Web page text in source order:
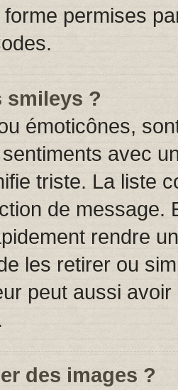
permises
smileys ?
émoticônes,
avec
triste. La liste
de message.
rendre
les retirer ou
peut aussi
des images ?